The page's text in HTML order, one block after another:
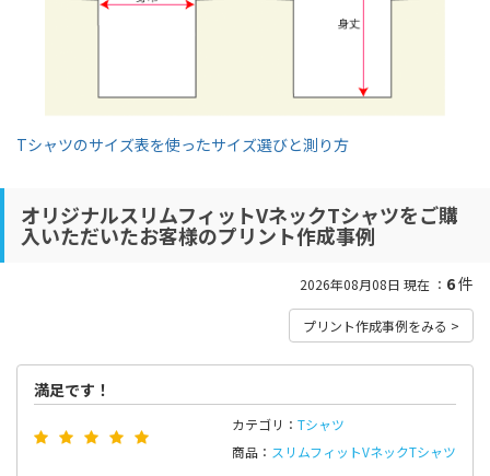
Tシャツのサイズ表を使ったサイズ選びと測り方
オリジナルスリムフィットVネックTシャツをご購
入いただいたお客様のプリント作成事例
2026年08月08日 現在 ： 6件
プリント作成事例をみる >
満足です！
カテゴリ： Tシャツ
商品： スリムフィットVネックTシャツ